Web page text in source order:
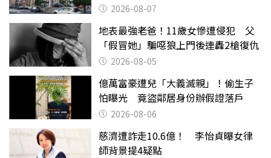
2026-08-07
地表最強老爸！11歲女慘遭侵犯 父
「假冒她」騙噁狼上門後連轟2槍復仇
2026-08-05
億萬富豪遭兒「大義滅親」！偷生子
怕曝光 竟盜鄰居身份辦假證落戶
2026-08-06
慈濟遭詐走10.6億！ 李怡貞曝女律
師背景提4疑點